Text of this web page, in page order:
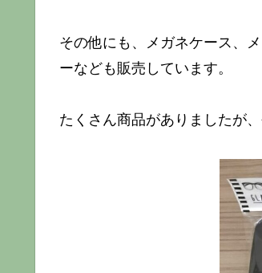
その他にも、メガネケース、
ーなども販売しています。
たくさん商品がありましたが